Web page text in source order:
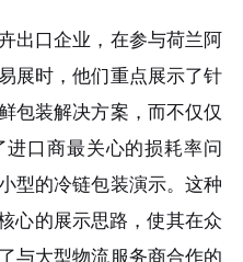
口企业，在参与荷兰阿
展时，他们重点展示了针
包装解决方案，而不仅仅
口商最关心的损耗率问
型的冷链包装演示。这种
心的展示思路，使其在众
与大型物流服务商合作的